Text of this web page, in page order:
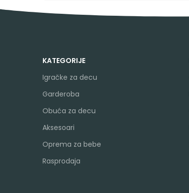
KATEGORIJE
Igračke za decu
Garderoba
Obuća za decu
Aksesoari
Oprema za bebe
Rasprodaja